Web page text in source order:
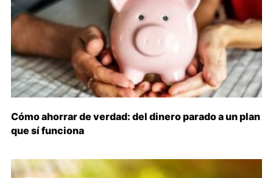
Cómo ahorrar de verdad: del dinero parado a un plan
que sí funciona